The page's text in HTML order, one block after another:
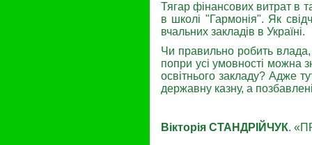
Тягар фінансових витрат в
в школі "Гар­монія". Як
вчальних закладів в Україні.
Чи правильно робить
попри усі умов­ності можна
освітнього закладу? Адже
державну казну, а
Вікторія СТАНДРІЙЧУК.